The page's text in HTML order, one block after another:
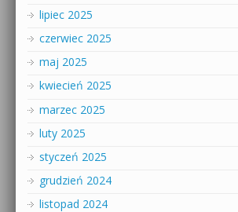
lipiec 2025
czerwiec 2025
maj 2025
kwiecień 2025
marzec 2025
luty 2025
styczeń 2025
grudzień 2024
listopad 2024